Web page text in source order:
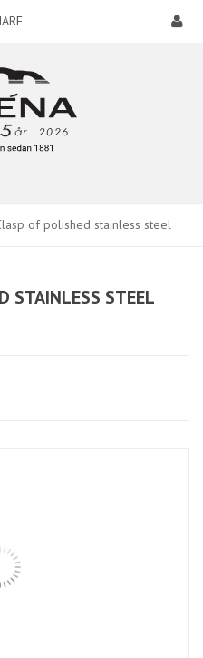
of polished stainless steel
STAINLESS STEEL